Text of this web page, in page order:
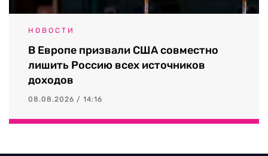
НОВОСТИ
В Европе призвали США совместно
лишить Россию всех источников
доходов
08.08.2026 / 14:16